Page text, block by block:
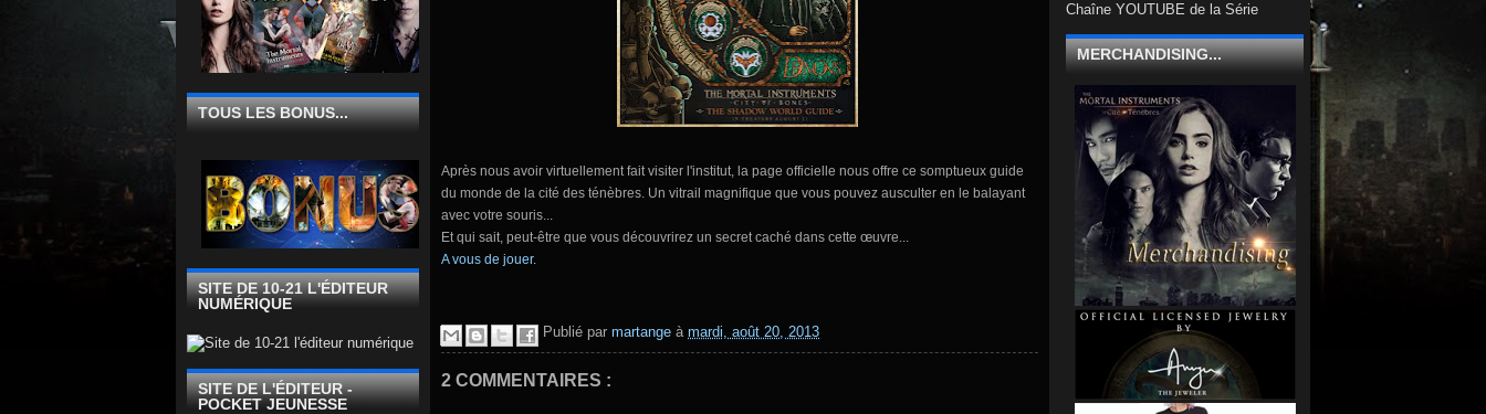
TOUS LES BONUS...
SITE DE 10-21 L'ÉDITEUR
NUMÉRIQUE
SITE DE L'ÉDITEUR -
POCKET JEUNESSE
Après nous avoir virtuellement fait visiter l'institut, la page officielle nous offre ce somptueux guide
du monde de la cité des ténèbres. Un vitrail magnifique que vous pouvez ausculter en le balayant
avec votre souris...
Et qui sait, peut-être que vous découvrirez un secret caché dans cette œuvre...
A vous de jouer.
Publié par martange à mardi, août 20, 2013
2 COMMENTAIRES :
Chaîne YOUTUBE de la Série
MERCHANDISING...